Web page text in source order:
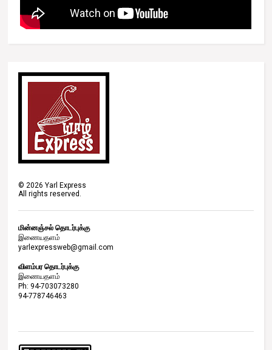
©2026 Yarl Express
All rights reserved.
மின்னஞ்சல் தொடர்புக்கு
இணையதளம்
yarlexpressweb@gmail.com
விளம்பர தொடர்புக்கு
இணையதளம்
Ph: 94-703073280
94-778746463